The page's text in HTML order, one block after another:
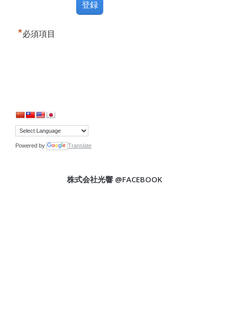
*必須項目
Powered by Translate
株式会社光響 @FACEBOOK